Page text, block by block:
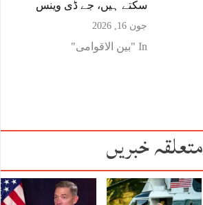
سکتے ہیں، جے ڈی وینس
جون 16, 2026
In "بین الاقوامی"
متعلقہ خبریں